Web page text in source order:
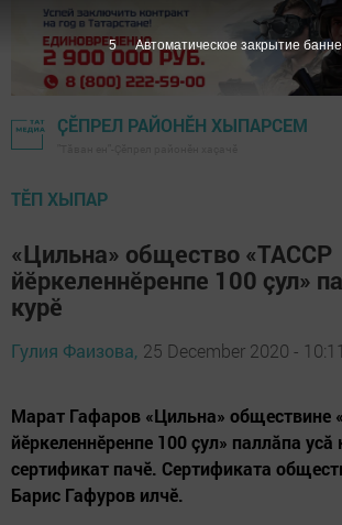
ҪӖПРЕЛ РАЙОНӖН ХЫПАРСЕМ
ТӖП ХЫПАР
«Цильна» общество «ТАССР
йӗркеленнӗренпе 100 çул»
курӗ
Гулия Фаизова, 25 December 2020 - 10:11
Марат Гафаров «Цильна» обществине
йӗркеленнӗренпе 100 çул» паллăпа усă
сертификат пачӗ. Сертификата
Барис Гафуров илчӗ.
4 Автоматическое закрытие